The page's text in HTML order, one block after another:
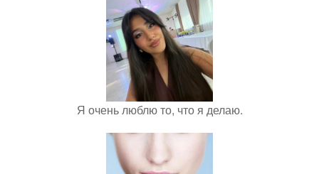
Я очень люблю то, что я делаю.